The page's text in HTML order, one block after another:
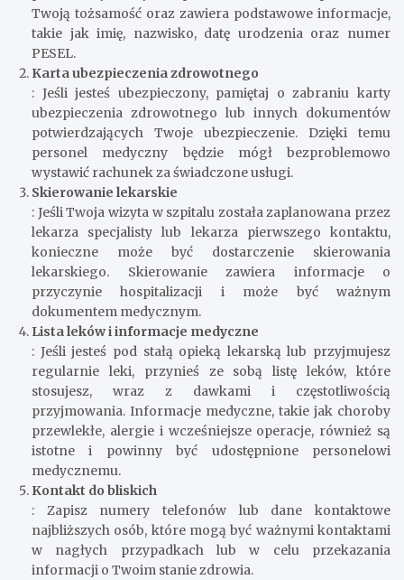
Twoją tożsamość oraz zawiera podstawowe informacje,
takie jak imię, nazwisko, datę urodzenia oraz numer
PESEL.
Karta ubezpieczenia zdrowotnego
: Jeśli jesteś ubezpieczony, pamiętaj o zabraniu karty
ubezpieczenia zdrowotnego lub innych dokumentów
potwierdzających Twoje ubezpieczenie. Dzięki temu
personel medyczny będzie mógł bezproblemowo
wystawić rachunek za świadczone usługi.
Skierowanie lekarskie
: Jeśli Twoja wizyta w szpitalu została zaplanowana przez
lekarza specjalisty lub lekarza pierwszego kontaktu,
konieczne może być dostarczenie skierowania
lekarskiego. Skierowanie zawiera informacje o
przyczynie hospitalizacji i może być ważnym
dokumentem medycznym.
Lista leków i informacje medyczne
: Jeśli jesteś pod stałą opieką lekarską lub przyjmujesz
regularnie leki, przynieś ze sobą listę leków, które
stosujesz, wraz z dawkami i częstotliwością
przyjmowania. Informacje medyczne, takie jak choroby
przewlekłe, alergie i wcześniejsze operacje, również są
istotne i powinny być udostępnione personelowi
medycznemu.
Kontakt do bliskich
: Zapisz numery telefonów lub dane kontaktowe
najbliższych osób, które mogą być ważnymi kontaktami
w nagłych przypadkach lub w celu przekazania
informacji o Twoim stanie zdrowia.